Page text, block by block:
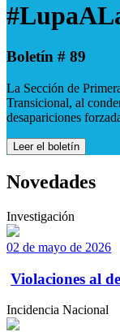
Boletín # 89
La Sección de
Transicional, al
desapariciones
Leer el boletín
Novedades
Investigación
02 de mayo de 2026
Violaciones al
Incidencia Nacional